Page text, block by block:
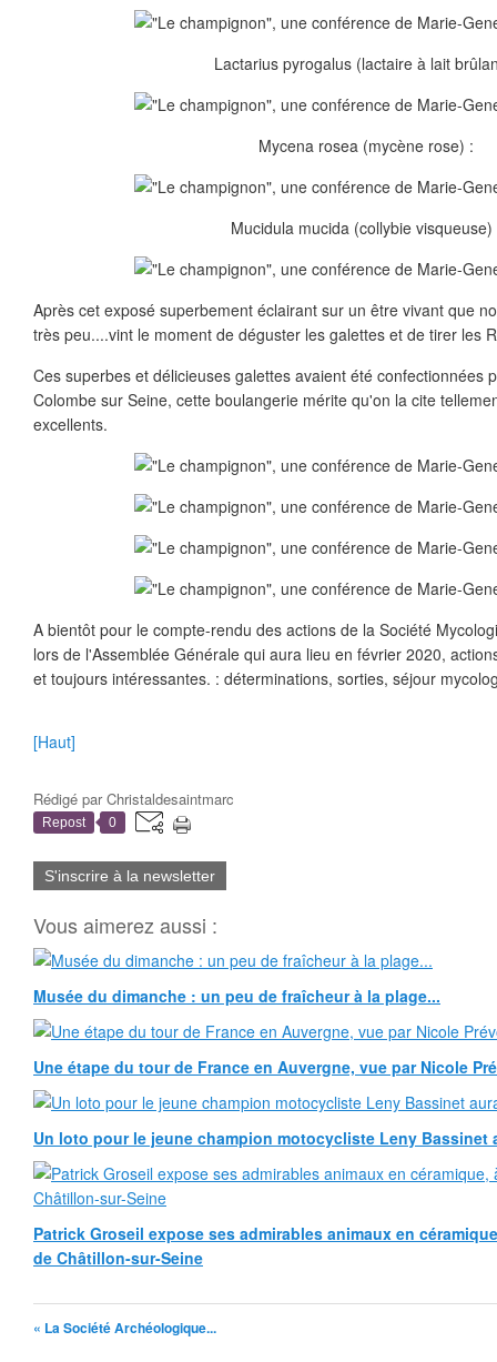
Lactarius pyrogalus (lactaire à lait
Mycena rosea (mycène rose) :
Mucidula mucida (collybie visqueuse)
Après cet exposé superbement éclairant sur un être vivant que
très peu....vint le moment de déguster les galettes et de tirer les
Ces superbes et délicieuses galettes avaient été confectionnées
Colombe sur Seine, cette boulangerie mérite qu'on la cite
excellents.
A bientôt pour le compte-rendu des actions de la Société
lors de l'Assemblée Générale qui aura lieu en février 2020,
et toujours intéressantes. : déterminations, sorties, séjour
[Haut]
Rédigé parChristaldesaintmarc
Repost 0
S'inscrire à la newsletter
Vous aimerez aussi :
Musée du dimanche : un peu de fraîcheur à la plage...
Une étape du tour de France en Auvergne, vue par Nicole
Un loto pour le jeune champion motocycliste Leny Bassinet
Patrick Groseil expose ses admirables animaux en
de Châtillon-sur-Seine
« La Société Archéologique...